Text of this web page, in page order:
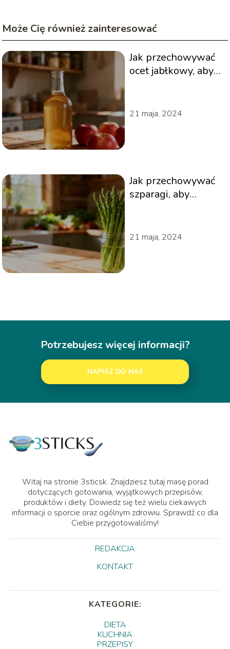
Może Cię również zainteresować
Jak przechowywać
ocet jabłkowy, aby
21 maja, 2024
Jak przechowywać
szparagi, aby
21 maja, 2024
Potrzebujesz więcej informacji?
NAPISZ DO NAS
Witaj na stronie 3sticsk. Znajdziesz tutaj masę porad
dotyczących gotowania, wyjątkowych przepisów,
produktów i diety. Dowiedz się też wielu ciekawych
informacji o sporcie oraz ogólnym zdrowiu. Sprawdź co dla
Ciebie przygotowaliśmy!
REDAKCJA
KONTAKT
KATEGORIE:
DIETA
KUCHNIA
PRZEPISY